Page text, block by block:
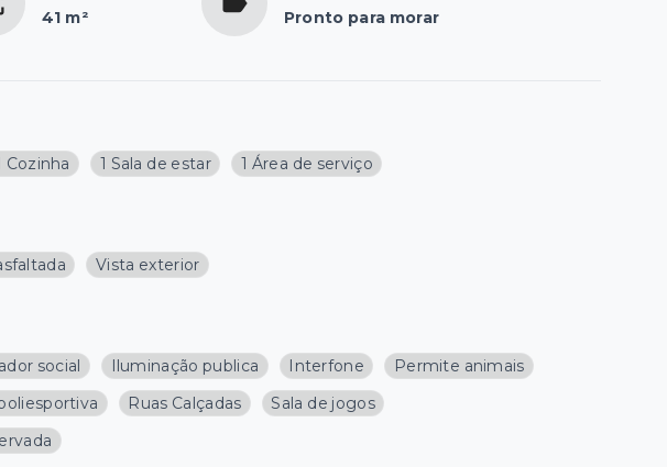
41 m²
Pronto para morar
Cozinha 1 Sala de estar 1 Área de serviço
Vista exterior
social Iluminação publica Interfone
Permite animais
Ruas Calçadas
Sala de jogos